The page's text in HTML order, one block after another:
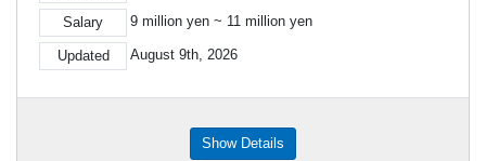
Salary 9 million yen ~ 11 million yen
Updated August 9th, 2026
Show Details